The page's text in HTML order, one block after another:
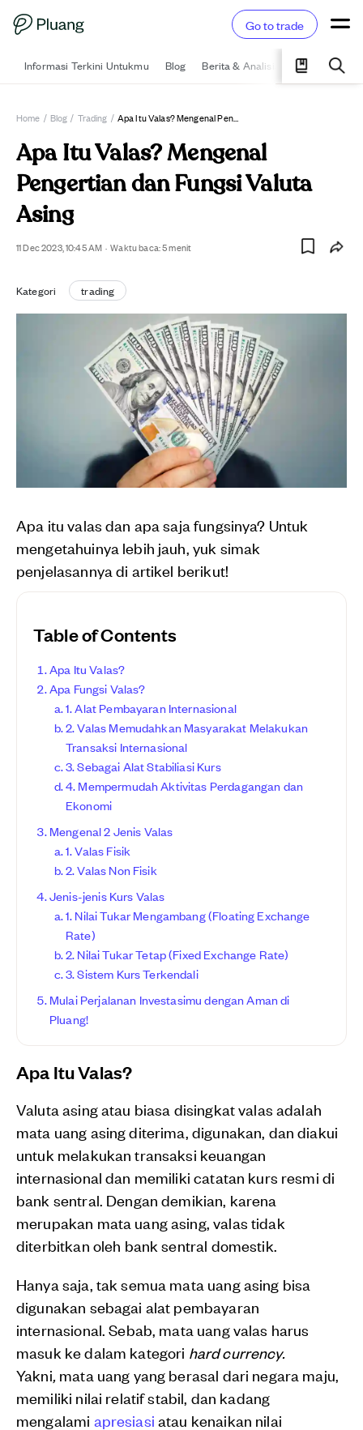
Go to trade
Informasi Terkini Untukmu Blog Berita & Analisis Pelajari
Home / Blog / Trading / Apa Itu Valas? Mengenal Pengertian Dan Fungsi Valuta Asing
Apa Itu Valas? Mengenal
Pengertian dan Fungsi Valuta
Asing
11 Dec 2023, 10:45 AM · Waktu baca:5menit
Kategori trading
Apa itu valas dan apa saja fungsinya? Untuk
mengetahuinya lebih jauh, yuk simak
penjelasannya di artikel berikut!
Table of Contents
Apa Itu Valas?
Apa Fungsi Valas?
1. Alat Pembayaran Internasional
2. Valas Memudahkan Masyarakat Melakukan
Transaksi Internasional
3. Sebagai Alat Stabiliasi Kurs
4. Mempermudah Aktivitas Perdagangan dan
Ekonomi
Mengenal 2 Jenis Valas
1. Valas Fisik
2. Valas Non Fisik
Jenis-jenis Kurs Valas
1. Nilai Tukar Mengambang (Floating Exchange
Rate)
2. Nilai Tukar Tetap (Fixed Exchange Rate)
3. Sistem Kurs Terkendali
Mulai Perjalanan Investasimu dengan Aman di
Pluang!
Apa Itu Valas?
Valuta asing atau biasa disingkat valas adalah
mata uang asing diterima, digunakan, dan diakui
untuk melakukan transaksi keuangan
internasional dan memiliki catatan kurs resmi di
bank sentral. Dengan demikian, karena
merupakan mata uang asing, valas tidak
diterbitkan oleh bank sentral domestik.
Hanya saja, tak semua mata uang asing bisa
digunakan sebagai alat pembayaran
internasional. Sebab, mata uang valas harus
masuk ke dalam kategori hard currency.
Yakni,mata uang yang berasal dari negara maju,
memiliki nilai relatif stabil, dan kadang
mengalami apresiasi atau kenaikan nilai